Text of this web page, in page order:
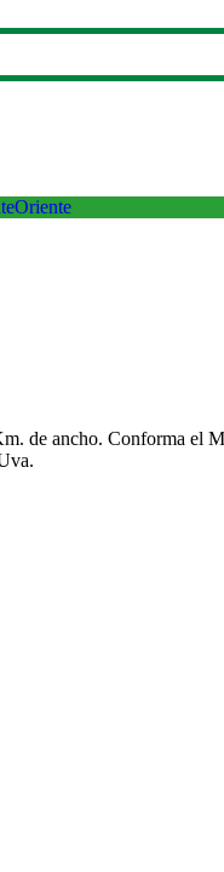
Oriente
de ancho. Conforma el